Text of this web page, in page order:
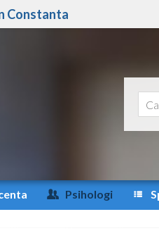
Constanta
Psihologi